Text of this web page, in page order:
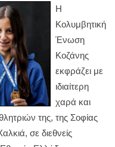
Η
Κολυμβητική
Ένωση
Κοζάνης
εκφράζει με
ιδιαίτερη
χαρά και
της, της Σοφίας
σε διεθνείς